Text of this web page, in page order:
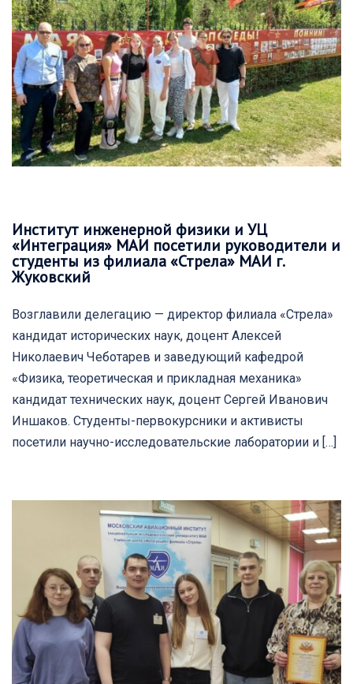
Институт инженерной физики и УЦ
«Интеграция» МАИ посетили руководители и
студенты из филиала «Стрела» МАИ г.
Жуковский
Возглавили делегацию — директор филиала «Стрела»
кандидат исторических наук, доцент Алексей
Николаевич Чеботарев и заведующий кафедрой
«Физика, теоретическая и прикладная механика»
кандидат технических наук, доцент Сергей Иванович
Иншаков. Студенты-первокурсники и активисты
посетили научно-исследовательские лаборатории и […]